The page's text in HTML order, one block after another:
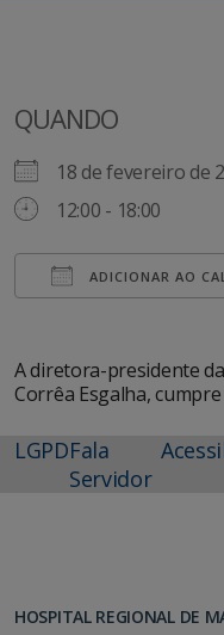
QUANDO
18 de fevereiro de
12:00 - 18:00
ADICIONAR AO
A diretora-presidente
Corrêa Esgalha,
LGPDFala
Servidor
HOSPITAL REGIONAL DE